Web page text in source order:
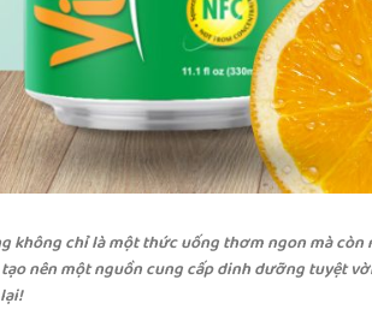
không chỉ là một thức uống thơm ngon mà
nên một nguồn cung cấp dinh dưỡng tuyệt